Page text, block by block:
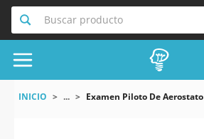
Buscar producto
INICIO ... Examen Piloto De Aerostato